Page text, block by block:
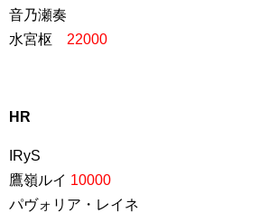
音乃瀬奏
水宮枢 22000
HR
IRyS
鷹嶺ルイ 10000
パヴォリア・レイネ